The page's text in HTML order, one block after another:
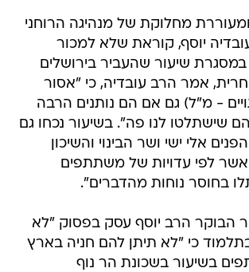
מחלוקת של מנהיגה הרוחני
יוסף, קוראת שלא למכור
במסגרת שיעור שהעביר בירושלים
אמר הרב עובדיה, כי "אסור
- מ"ל) גם אם הם נותנים הרבה
שישתלטו לנו פה". בשיעור נכחו גם
אלי ישי ושר הבינוי והשיכון
לפי עדויות של משתתפים
בחוסר נוחות מהדברים".
הבוקר הרב יוסף עסק בפסוק "לא
כי "לא תיתן להם חניה בארץ
בשיעור בשכונת הר נוף